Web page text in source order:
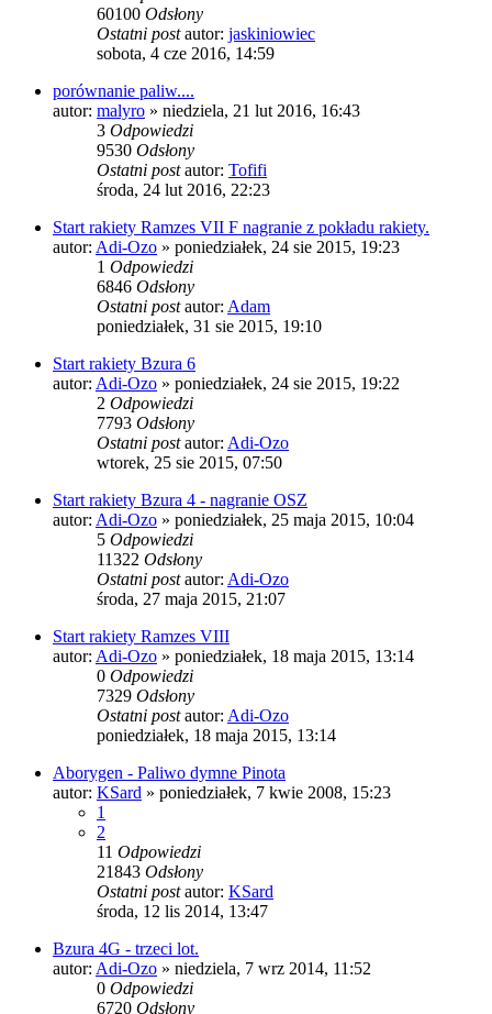
60100 Odsłony
Ostatni postautor: jaskiniowiec
sobota, 4 cze 2016, 14:59
porównanie paliw....
autor: malyro » niedziela, 21 lut 2016, 16:43
3 Odpowiedzi
9530 Odsłony
Ostatni postautor: Tofifi
środa, 24 lut 2016, 22:23
Start rakiety Ramzes VII F nagranie z pokładu rakiety.
autor: Adi-Ozo » poniedziałek, 24 sie 2015, 19:23
1 Odpowiedzi
6846 Odsłony
Ostatni postautor: Adam
poniedziałek, 31 sie 2015, 19:10
Start rakiety Bzura 6
autor: Adi-Ozo » poniedziałek, 24 sie 2015, 19:22
2 Odpowiedzi
7793 Odsłony
Ostatni postautor: Adi-Ozo
wtorek, 25 sie 2015, 07:50
Start rakiety Bzura 4 - nagranie OSZ
autor: Adi-Ozo » poniedziałek, 25 maja 2015, 10:04
5 Odpowiedzi
11322 Odsłony
Ostatni postautor: Adi-Ozo
środa, 27 maja 2015, 21:07
Start rakiety Ramzes VIII
autor: Adi-Ozo » poniedziałek, 18 maja 2015, 13:14
0 Odpowiedzi
7329 Odsłony
Ostatni postautor: Adi-Ozo
poniedziałek, 18 maja 2015, 13:14
Aborygen - Paliwo dymne Pinota
autor: KSard » poniedziałek, 7 kwie 2008, 15:23
1
2
11 Odpowiedzi
21843 Odsłony
Ostatni postautor: KSard
środa, 12 lis 2014, 13:47
Bzura 4G - trzeci lot.
autor: Adi-Ozo » niedziela, 7 wrz 2014, 11:52
0 Odpowiedzi
6720 Odsłony